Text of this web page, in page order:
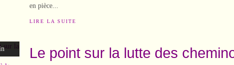
en pièce...
LIRE LA SUITE
Le point sur la lutte des